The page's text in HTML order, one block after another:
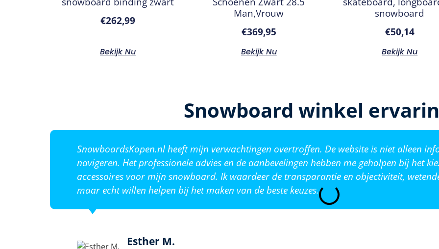
€262,99
Bekijk Nu
Man,Vrouw
€369,95
Bekijk Nu
snowboard
€50,14
Bekijk Nu
Snowboard winkel
SnowboardsKopen.nl heeft mijn verwachtingen overtroffen. De website is niet alleen
navigeren. Het professionele advies en de aanbevelingen hebben me geholpen bij het
accessoires voor mijn snowboard. Ik waardeer de transparantie en objectiviteit,
maar echt willen helpen bij het maken van de beste keuzes.
Esther M.